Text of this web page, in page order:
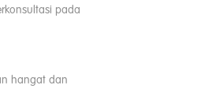
pada
hangat dan